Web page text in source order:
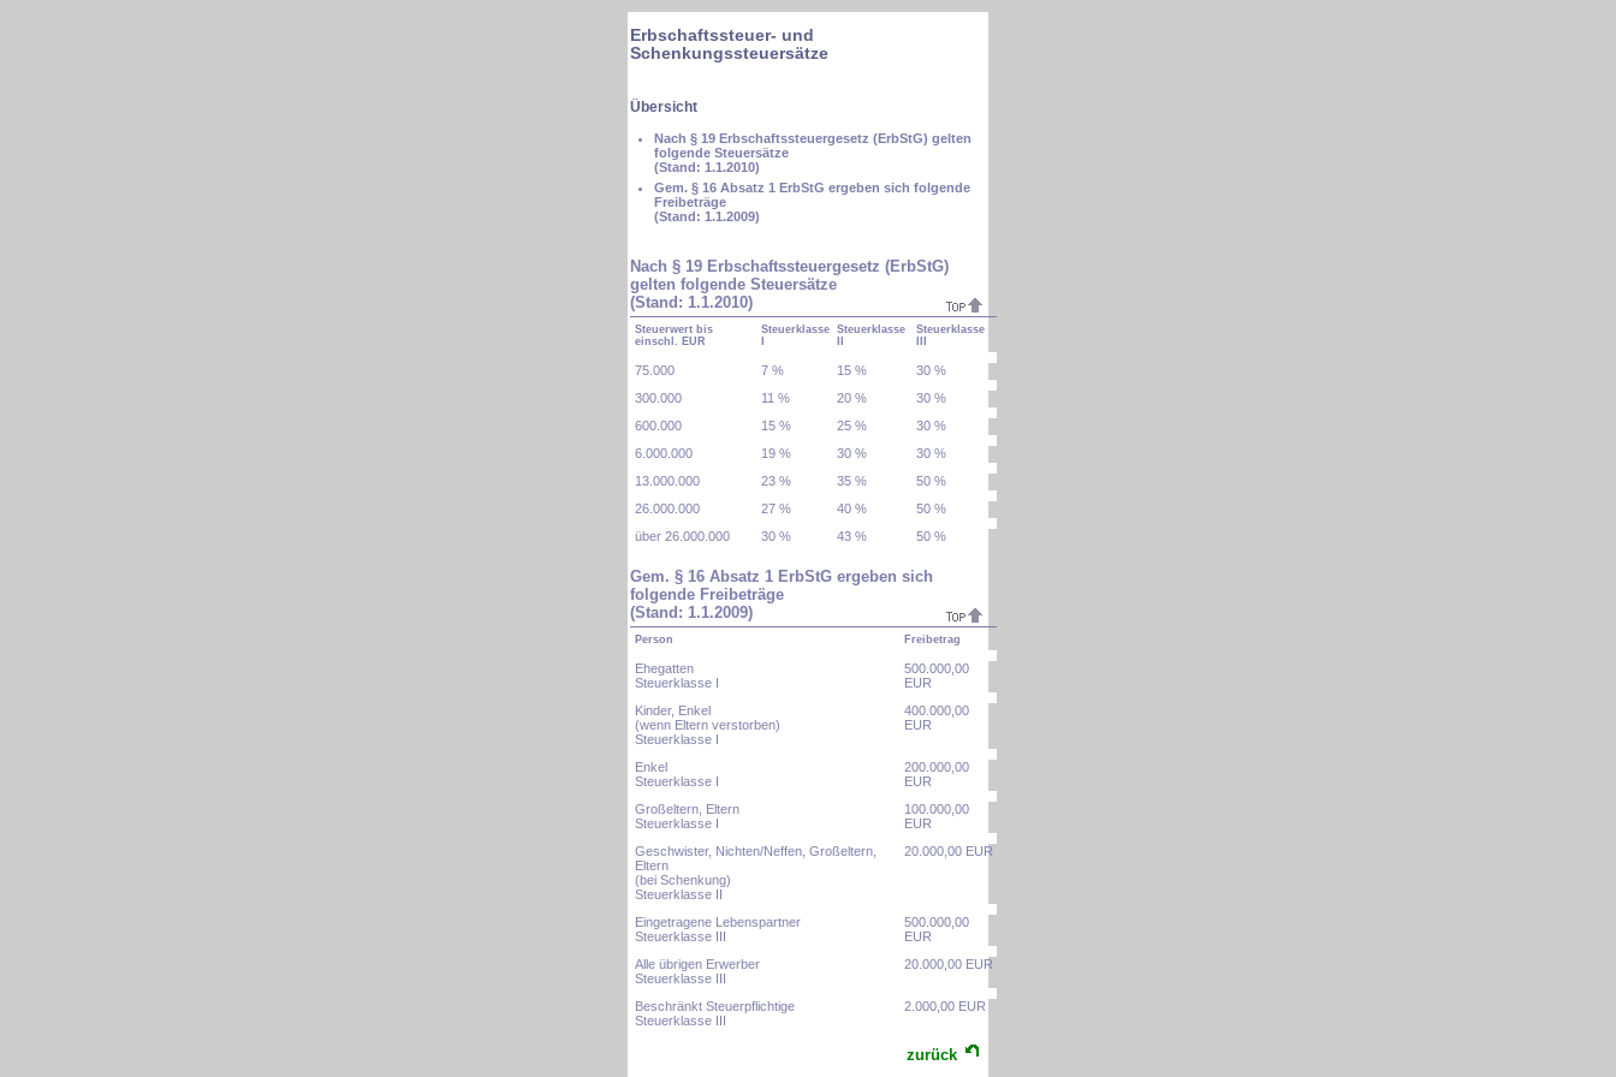
Erbschaftssteuer- und
Schenkungssteuersätze
Übersicht
Nach § 19 Erbschaftssteuergesetz (ErbStG) gelten
folgende Steuersätze
(Stand: 1.1.2010)
Gem. § 16 Absatz 1 ErbStG ergeben sich folgende
Freibeträge
(Stand: 1.1.2009)
Nach § 19 Erbschaftssteuergesetz (ErbStG)
gelten folgende Steuersätze
(Stand: 1.1.2010)
Steuerwert bis
einschl. EUR
Steuerklasse Steuerklasse
Steuerklasse
75.000 7 % 15 %
30 %
300.000
11 % 20 %
30 %
600.000
15 % 25 %
30 %
6.000.000
19 % 30 %
30 %
13.000.000
23 % 35 %
50 %
26.000.000
27 % 40 %
50 %
über 26.000.000
30 % 43 % 50 %
Gem. § 16 Absatz 1 ErbStG ergeben sich
folgende Freibeträge
(Stand: 1.1.2009)
Person Freibetrag
Ehegatten
Steuerklasse I
500.000,00
EUR
Kinder, Enkel
(wenn Eltern verstorben)
Steuerklasse I
400.000,00
EUR
Enkel
Steuerklasse I
200.000,00
EUR
Großeltern, Eltern
Steuerklasse I
100.000,00
EUR
Geschwister, Nichten/Neffen, Großeltern,
Eltern
(bei Schenkung)
Steuerklasse II
20.000,00 EUR
Eingetragene Lebenspartner
Steuerklasse III
500.000,00
EUR
Alle übrigen Erwerber
Steuerklasse III
20.000,00 EUR
Beschränkt Steuerpflichtige
Steuerklasse III
2.000,00 EUR
zurück